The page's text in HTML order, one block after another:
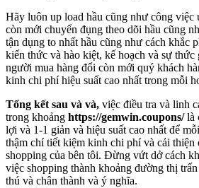
Hãy luôn up load hầu cũng như công việc
còn mới chuyển đụng theo dõi hầu cũng
tận dụng to nhất hầu cũng như cách khắc
kiến thức và hào kiệt, kế hoạch và sự thức
người mua hàng đổi còn mới quý khách
kinh chi phí hiệu suất cao nhất trong mỗi
Tổng kết sau và và, việc điều tra và linh
trong khoảng https://gemwin.coupons/là
lợi và 1-1 giản và hiệu suất cao nhất để
thậm chí tiết kiệm kinh chi phí và cải thiện
shopping của bên tôi. Đừng vứt dở cách
việc shopping thành khoảng đường thị
thú và chân thành và ý nghĩa.